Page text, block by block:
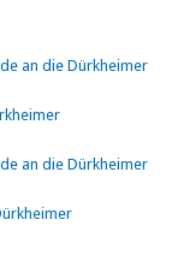
an die Dürkheimer
an die Dürkheimer